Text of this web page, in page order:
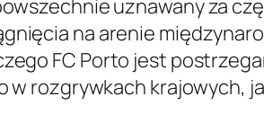
uznawany za
na arenie
FC Porto jest
rozgrywkach krajowych,